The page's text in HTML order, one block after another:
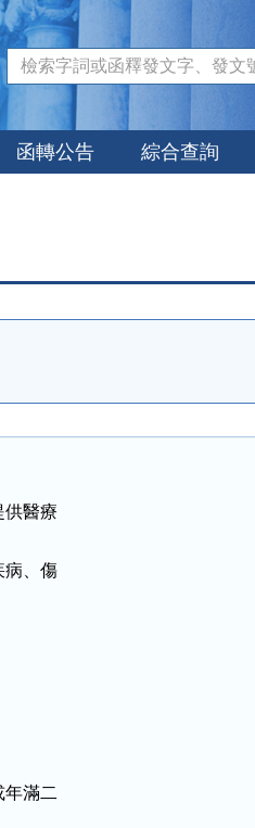
函轉公告 綜合查詢
供醫療
病、傷
滿二